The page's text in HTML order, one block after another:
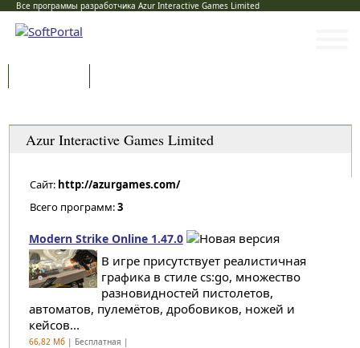
Все программы разработчика Azur Interactive Games Limited
Azur Interactive Games Limited
Сайт: http://azurgames.com/
Всего программ:3
Modern Strike Online 1.47.0
В игре присутствует реалистичная
графика в стиле cs:go, множество
разновидностей пистолетов,
автоматов, пулемётов, дробовиков, ножей и
кейсов...
66,82 Мб| Бесплатная |